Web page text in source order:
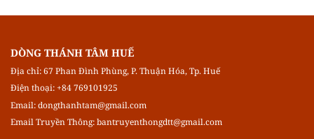
DÒNG THÁNH TÂM HUẾ
Địa chỉ: 67 Phan Đình Phùng, P. Thuận Hóa, Tp. Huế
Điện thoại: +84 769101925
Email:dongthanhtam@gmail.com
Email Truyền Thông:bantruyenthongdtt@gmail.com